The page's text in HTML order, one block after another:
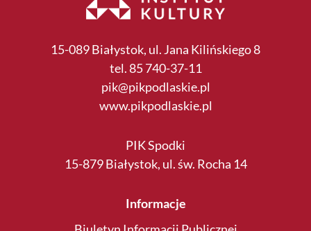
15-089 Białystok, ul. Jana Kilińskiego 8
tel. 85 740-37-11
pik@pikpodlaskie.pl
www.pikpodlaskie.pl
PIK Spodki
15-879 Białystok, ul. św. Rocha 14
Informacje